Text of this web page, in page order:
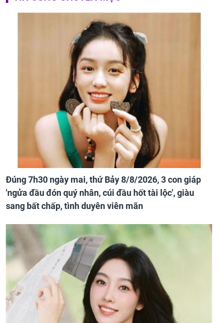
Đúng 7h30 ngày mai, thứ Bảy 8/8/2026, 3 con giáp
'ngửa đầu đón quý nhân, cúi đầu hốt tài lộc', giàu
sang bất chấp, tình duyên viên mãn